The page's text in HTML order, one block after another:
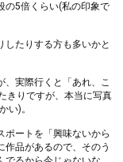
の5倍くらい(私の印象で
したりする方も多いかと
、実際行くと「あれ、こ
きりですが、本当に写真
い)。
ポートを「興味ないから
品があるので、そのう